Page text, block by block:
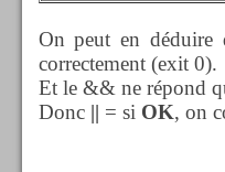
On peut en déduire
correctement (exit 0).
Et le && ne répond
Donc || = si OK, on